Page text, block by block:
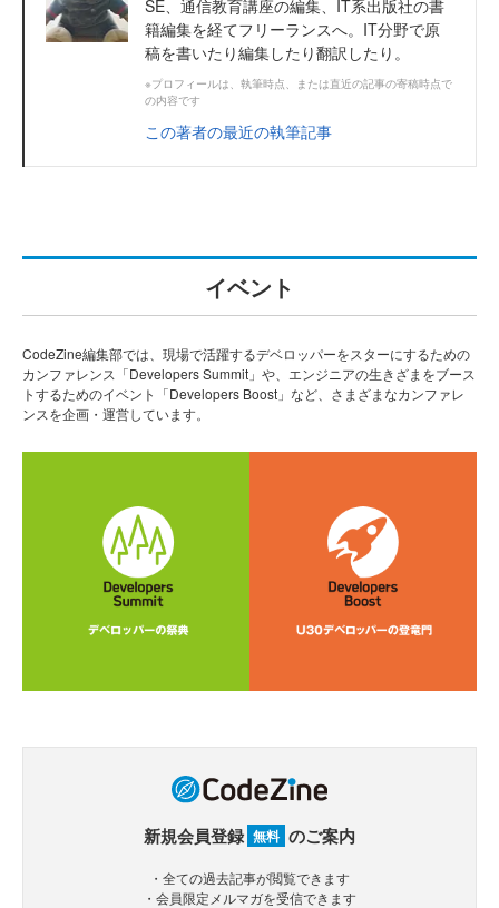
SE、通信教育講座の編集、IT系出版社の書
籍編集を経てフリーランスへ。IT分野で原
稿を書いたり編集したり翻訳したり。
※プロフィールは、執筆時点、または直近の記事の寄稿時点で
の内容です
この著者の最近の執筆記事
イベント
CodeZine編集部では、現場で活躍するデベロッパーをスターにするための
カンファレンス「Developers Summit」や、エンジニアの生きざまをブース
トするためのイベント「Developers Boost」など、さまざまなカンファレ
ンスを企画・運営しています。
新規会員登録 無料 のご案内
・全ての過去記事が閲覧できます
・会員限定メルマガを受信できます